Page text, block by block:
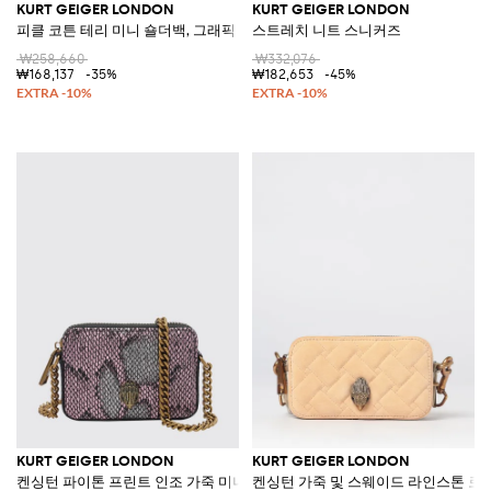
KURT GEIGER LONDON
피클 코튼 테리 미니 숄더백, 그래픽 프린트 장식
₩258,660
₩168,137
-35%
KURT GEIGER LONDON
스트레치 니트 스니커즈
₩332,076
₩182,653
-45%
KURT GEIGER LONDON
켄싱턴 파이톤 프린트 인조 가죽 미니 카메라 백
KURT GEIGER LONDON
켄싱턴 가죽 및 스웨이드 라인스톤 로